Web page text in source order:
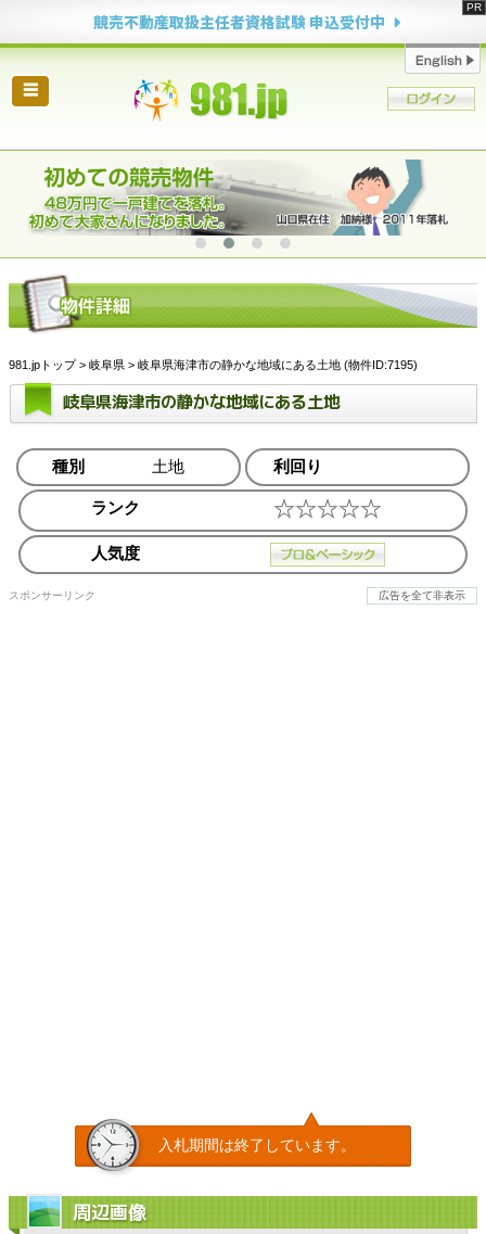
競売不動産取扱主任者資格試験 申込受付中
☰
981.jpトップ> 岐阜県 > 岐阜県海津市の静かな地域にある土地 (物件ID:7195)
岐阜県海津市の静かな地域にある土地
種別 土地 利回り
ランク
人気度
スポンサーリンク 広告を全て非表示
入札期間は終了しています。
周辺画像